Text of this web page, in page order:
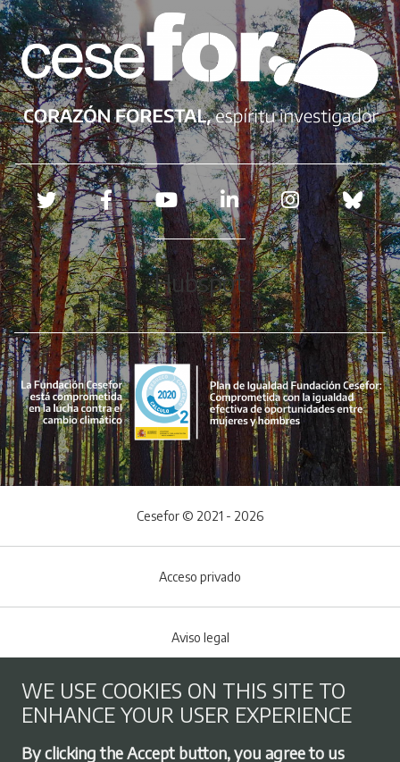
Redes sociales
Hubspot
Footer menu
Cesefor © 2021 - 2026
Acceso privado
Aviso legal
Cookies policy
WE USE COOKIES ON THIS SITE TO
ENHANCE YOUR USER EXPERIENCE
By clicking the Accept button, you agree to us